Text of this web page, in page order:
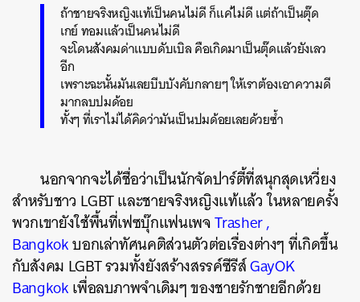
ถ้าชายจริงหญิงแท้เป็นคนไม่ดี ก็แค่ไม่ดี แต่ถ้าเป็นตุ๊ด
เกย์ ทอมแล้วเป็นคนไม่ดี
จะโดนสังคมด่าแบบดับเบิล คือเกิดมาเป็นตุ๊ดแล้วยังเลว
อีก
เพราะฉะนั้นมันเลยบีบบังคับกลายๆ ให้เราต้องเอาความดี
มากลบปมด้อย
ทั้งๆ ที่เราไม่ได้คิดว่ามันเป็นปมด้อยเลยด้วยซ้ำ
นอกจากจะได้ชื่อว่าเป็นนักจัดปาร์ตี้ที่สนุกสุดเหวี่ยง
สำหรับชาว LGBT และชายจริงหญิงแท้แล้ว ในหลายครั้ง
พวกเขายังใช้พื้นที่เฟซบุ๊กแฟนเพจTrasher ,
Bangkokบอกเล่าทัศนคติส่วนตัวต่อเรื่องต่างๆ ที่เกิดขึ้น
กับสังคม LGBT รวมทั้งยังสร้างสรรค์ซีรีส์GayOK
Bangkokเพื่อลบภาพจำเดิมๆ ของชายรักชายอีกด้วย